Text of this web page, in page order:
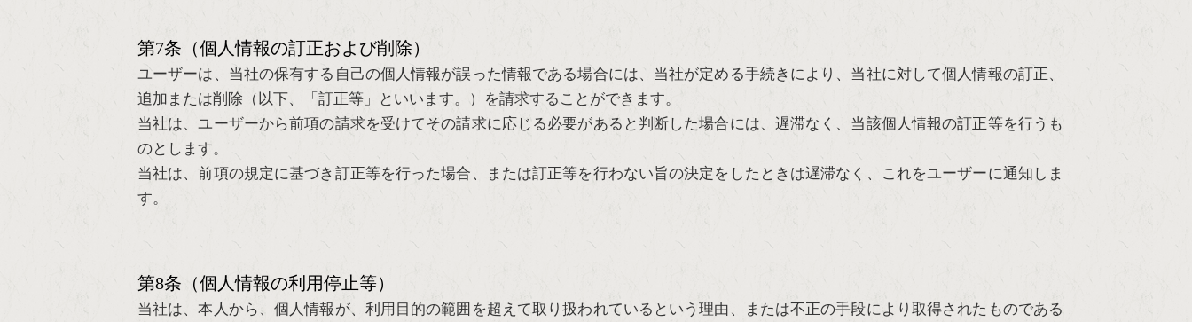
第7条（個人情報の訂正および削除）
ユーザーは、当社の保有する自己の個人情報が誤った情報である場合には、当社が定める手続きにより、当社に対して個人情報の訂正、
追加または削除（以下、「訂正等」といいます。）を請求することができます。
当社は、ユーザーから前項の請求を受けてその請求に応じる必要があると判断した場合には、遅滞なく、当該個人情報の訂正等を行うも
のとします。
当社は、前項の規定に基づき訂正等を行った場合、または訂正等を行わない旨の決定をしたときは遅滞なく、これをユーザーに通知しま
す。
第8条（個人情報の利用停止等）
当社は、本人から、個人情報が、利用目的の範囲を超えて取り扱われているという理由、または不正の手段により取得されたものである